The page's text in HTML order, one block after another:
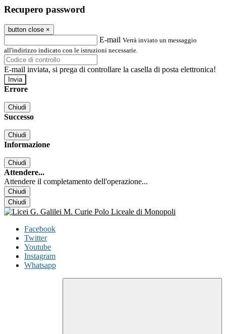
Recupero password
button close ×
E-mail Verrà inviato un messaggio
all'indirizzo indicato con le istruzioni necessarie.
E-mail inviata, si prega di controllare la casella di posta elettronica!
Errore
Chiudi
Successo
Chiudi
Informazione
Chiudi
Attendere...
Attendere il completamento dell'operazione...
Chiudi
Chiudi
Facebook
Twitter
Youtube
Instagram
Whatsapp